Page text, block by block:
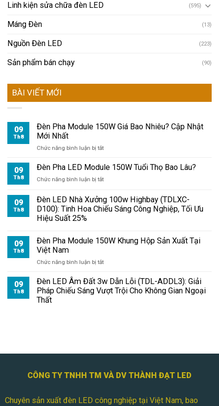
Linh kiện sửa chữa đèn LED (595)
Máng Đèn (13)
Nguồn Đèn LED (223)
Sản phẩm bán chạy (90)
BÀI VIẾT MỚI
09
Th8
Đèn Pha Module 150W Giá Bao Nhiêu? Cập Nhật
Mới Nhất
Chức năng bình luận bị tắtở
Pha
150W
Bao
Nhiêu?
Nhất
09
Th8
Đèn Pha LED Module 150W Tuổi Thọ Bao Lâu?
Chức năng bình luận bị tắtở
Pha
LED
Module
Thọ
09
Th8
Đèn LED Nhà Xưởng 100w Highbay (TDLXC-
D100): Tinh Hoa Chiếu Sáng Công Nghiệp, Tối Ưu
Hiệu Suất 25%
09
Th8
Đèn Pha Module 150W Khung Hộp Sản Xuất Tại
Việt Nam
Chức năng bình luận bị tắtở
Pha
Module
150W
09
Th8
Đèn LED Âm Đất 3w Dẫn Lỗi (TDL-ADDL3): Giải
Pháp Chiếu Sáng Vượt Trội Cho Không Gian Ngoại
Thất
CÔNG TY TNHH TM VÀ DV THÀNH ĐẠT LED
Chuyên sản xuất đèn LED công nghiệp tại Việt Nam, bao